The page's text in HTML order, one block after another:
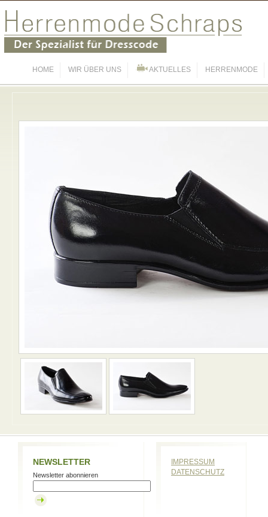
HOME WIR ÜBER UNS AKTUELLES HERRENMODE
NEWSLETTER
Newsletter abonnieren
IMPRESSUM
DATENSCHUTZ